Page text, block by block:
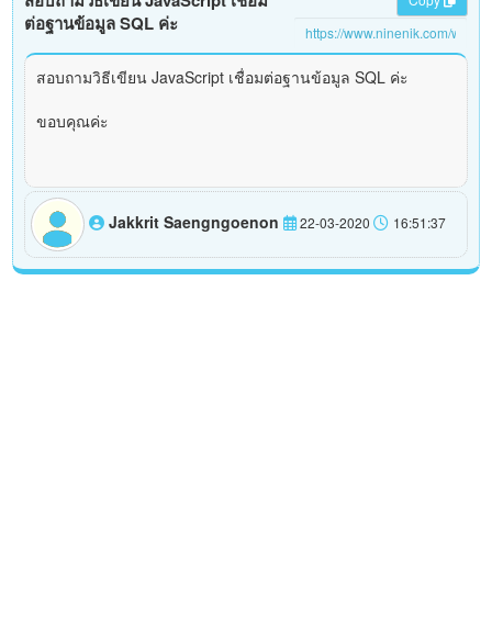
ต่อฐานข้อมูล SQL ค่ะ
สอบถามวิธีเขียน JavaScript เชื่อมต่อฐานข้อมูล SQL ค่ะ
ขอบคุณค่ะ
Jakkrit Saengngoenon 22-03-2020 16:51:37